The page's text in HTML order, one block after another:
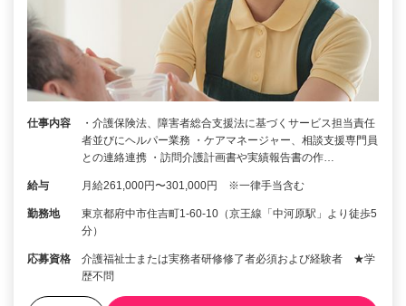
仕事内容
・介護保険法、障害者総合支援法に基づくサービス担当責任
者並びにヘルパー業務 ・ケアマネージャー、相談支援専門員
との連絡連携 ・訪問介護計画書や実績報告書の作…
給与 月給261,000円〜301,000円 ※一律手当含む
勤務地
東京都府中市住吉町1-60-10（京王線「中河原駅」より徒歩5
分）
応募資格
介護福祉士または実務者研修修了者必須および経験者 ★学
歴不問